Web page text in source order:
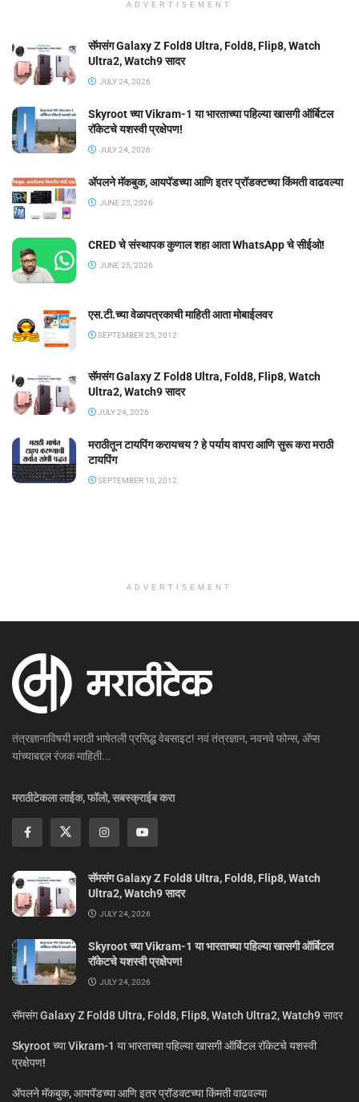
ADVERTISEMENT
सॅमसंग Galaxy Z Fold8 Ultra, Fold8, Flip8, Watch
Ultra2, Watch9 सादर
JULY 24, 2026
Skyroot च्या Vikram-1 या भारताच्या पहिल्या खासगी ऑर्बिटल
रॉकेटचे यशस्वी प्रक्षेपण!
JULY 24, 2026
ॲपलने मॅकबुक, आयपॅडच्या आणि इतर प्रॉडक्टच्या किंमती वाढवल्या
JUNE 25, 2026
CRED चे संस्थापक कुणाल शहा आता WhatsApp चे सीईओ!
JUNE 25, 2026
एस.टी.च्या वेळापत्रकाची माहिती आता मोबाईलवर
SEPTEMBER 25, 2012
सॅमसंग Galaxy Z Fold8 Ultra, Fold8, Flip8, Watch
Ultra2, Watch9 सादर
JULY 24, 2026
मराठीतून टायपिंग करायचय ? हे पर्याय वापरा आणि सुरू करा मराठी
टायपिंग
SEPTEMBER 10, 2012
ADVERTISEMENT
तंत्रज्ञानाविषयी मराठी भाषेतली प्रसिद्ध वेबसाइट! नवं तंत्रज्ञान, नवनवे फोन्स, ॲप्स
यांच्याबद्दल रंजक माहिती...
मराठीटेकला लाईक, फॉलो, सबस्क्राईब करा
सॅमसंग Galaxy Z Fold8 Ultra, Fold8, Flip8, Watch
Ultra2, Watch9 सादर
JULY 24, 2026
Skyroot च्या Vikram-1 या भारताच्या पहिल्या खासगी ऑर्बिटल
रॉकेटचे यशस्वी प्रक्षेपण!
JULY 24, 2026
सॅमसंग Galaxy Z Fold8 Ultra, Fold8, Flip8, Watch Ultra2, Watch9 सादर
Skyroot च्या Vikram-1 या भारताच्या पहिल्या खासगी ऑर्बिटल रॉकेटचे यशस्वी
प्रक्षेपण!
ॲपलने मॅकबुक, आयपॅडच्या आणि इतर प्रॉडक्टच्या किंमती वाढवल्या